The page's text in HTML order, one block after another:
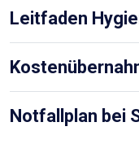
Leitfaden
Notfallplan bei